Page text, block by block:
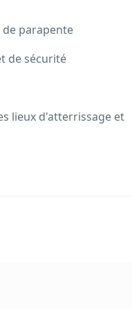
parapente
de sécurité
lieux d'atterrissage et